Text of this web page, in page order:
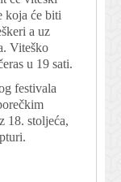
koja će biti
a uz
Viteško
u 19 sati.
festivala
18. stoljeća,